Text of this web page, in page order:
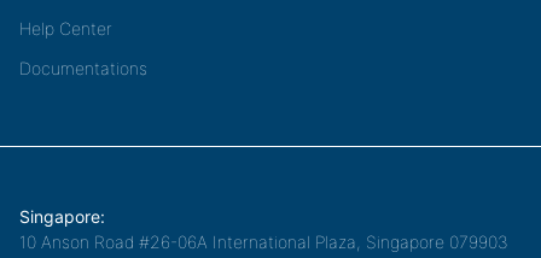
Help Center
Documentations
Singapore:
10 Anson Road #26-06A International Plaza, Singapore 079903